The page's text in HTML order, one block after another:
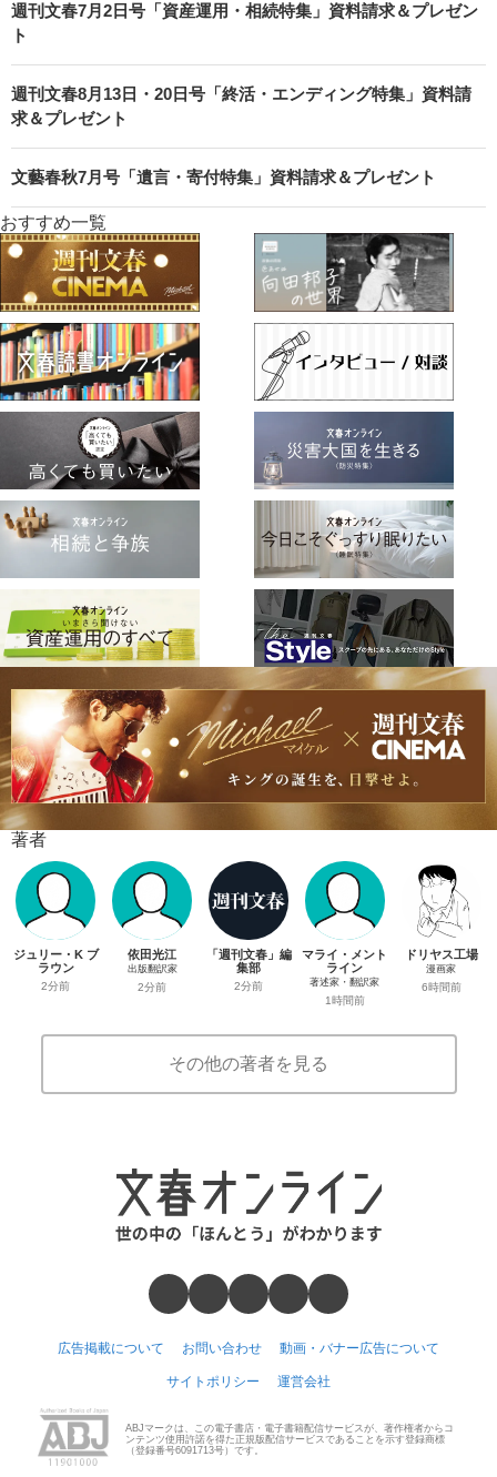
週刊文春7月2日号「資産運用・相続特集」資料請求＆プレゼン
ト
週刊文春8月13日・20日号「終活・エンディング特集」資料請
求＆プレゼント
文藝春秋7月号「遺言・寄付特集」資料請求＆プレゼント
おすすめ一覧
著者
ジュリー・K ブ
ラウン
2分前
依田光江
出版翻訳家
2分前
「週刊文春」編
集部
2分前
マライ・メント
ライン
著述家・翻訳家
1時間前
ドリヤス工場
漫画家
6時間前
その他の著者を見る
広告掲載について お問い合わせ 動画・バナー広告について
サイトポリシー 運営会社
ABJマークは、この電子書店・電子書籍配信サービスが、著作権者からコ
ンテンツ使用許諾を得た正規版配信サービスであることを示す登録商標
（登録番号6091713号）です。